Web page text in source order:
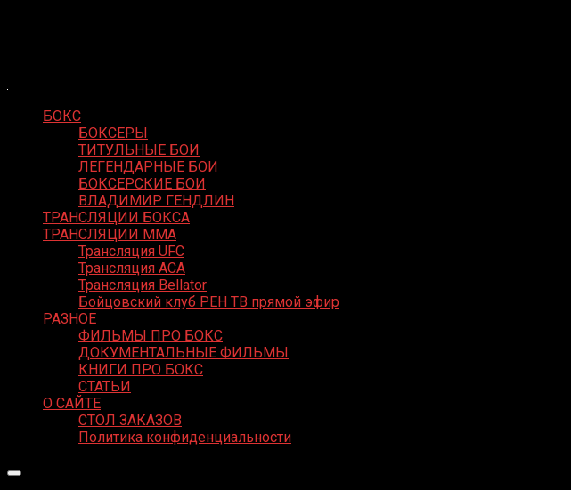
БОКС
БОКСЕРЫ
ТИТУЛЬНЫЕ БОИ
ЛЕГЕНДАРНЫЕ БОИ
БОКСЕРСКИЕ БОИ
ВЛАДИМИР ГЕНДЛИН
ТРАНСЛЯЦИИ БОКСА
ТРАНСЛЯЦИИ MMA
Трансляция UFC
Трансляция ACA
Трансляция Bellator
Бойцовский клуб РЕН ТВ прямой эфир
РАЗНОЕ
ФИЛЬМЫ ПРО БОКС
ДОКУМЕНТАЛЬНЫЕ ФИЛЬМЫ
КНИГИ ПРО БОКС
СТАТЬИ
О САЙТЕ
СТОЛ ЗАКАЗОВ
Политика конфиденциальности